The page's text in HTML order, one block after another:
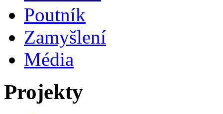
Poutník
Zamyšlení
Média
Projekty